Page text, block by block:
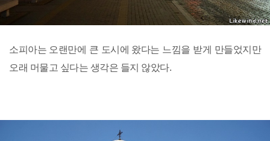
소피아는 오랜만에 큰 도시에 왔다는 느낌을 받게 만들었지만
오래 머물고 싶다는 생각은 들지 않았다.